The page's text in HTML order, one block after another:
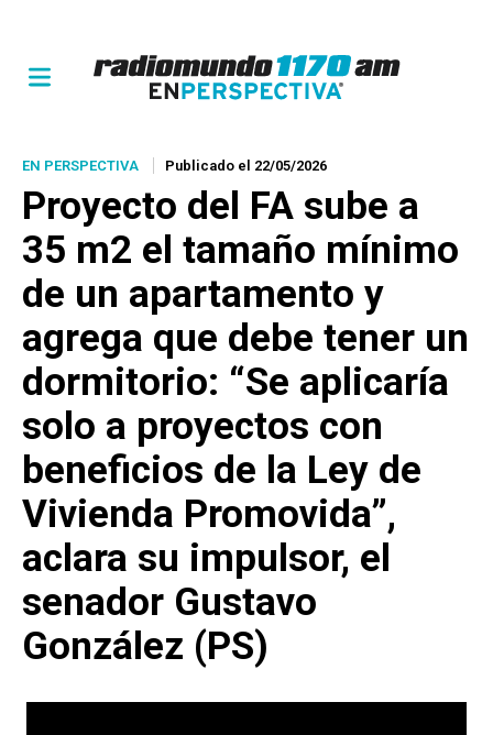
EN PERSPECTIVA Publicado el 22/05/2026
Proyecto del FA sube a
35 m2 el tamaño mínimo
de un apartamento y
agrega que debe tener un
dormitorio: “Se aplicaría
solo a proyectos con
beneficios de la Ley de
Vivienda Promovida”,
aclara su impulsor, el
senador Gustavo
González (PS)